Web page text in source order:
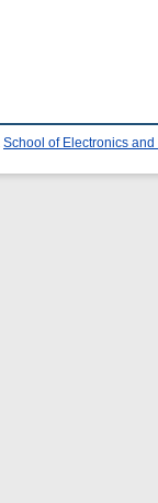
School of Electronics